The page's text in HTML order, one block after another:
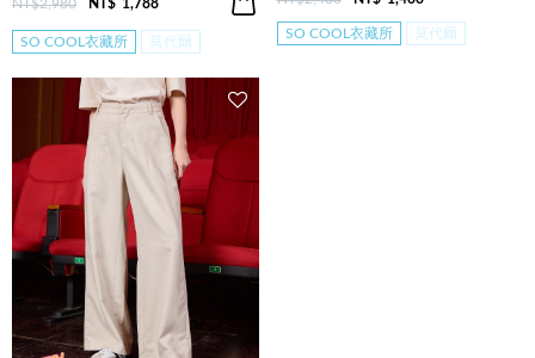
NT$2,980 NT$ 1,788
SO COOL衣藏所 莫代爾
SO COOL衣藏所 莫代爾